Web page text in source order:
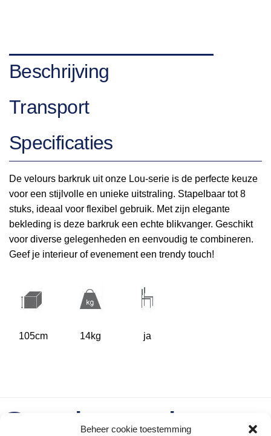
Beheer cookie toestemming
Beschrijving
Transport
Specificaties
De velours barkruk uit onze Lou-serie is de perfecte keuze
voor een stijlvolle en unieke uitstraling. Stapelbaar tot 8
stuks, ideaal voor flexibel gebruik. Met zijn elegante
bekleding is deze barkruk een echte blikvanger. Geschikt
voor diverse gelegenheden en eenvoudig te combineren.
Geef je interieur of evenement een trendy touch!
105cm 14kg ja
Gerelateerde